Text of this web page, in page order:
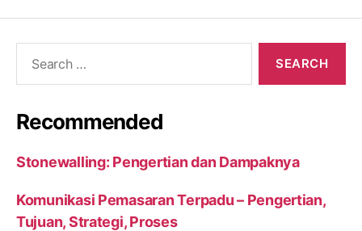
Recommended
Stonewalling: Pengertian dan Dampaknya
Komunikasi Pemasaran Terpadu – Pengertian,
Tujuan, Strategi, Proses